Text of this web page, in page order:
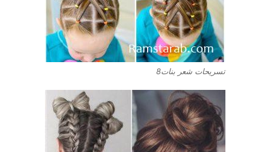
تسريحات شعر بنات8